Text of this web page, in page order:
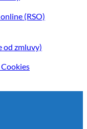
(RSO)
od zmluvy)